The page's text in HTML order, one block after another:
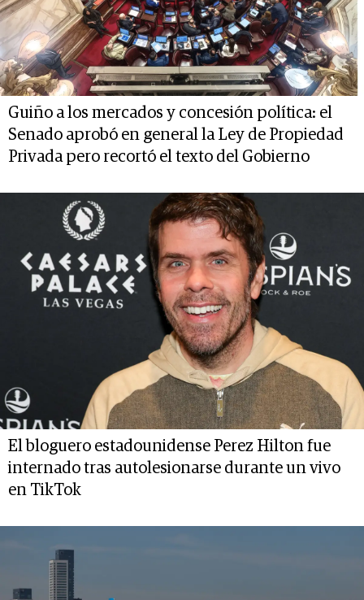
Guiño a los mercados y concesión política: el
Senado aprobó en general la Ley de Propiedad
Privada pero recortó el texto del Gobierno
El bloguero estadounidense Perez Hilton fue
internado tras autolesionarse durante un vivo
en TikTok